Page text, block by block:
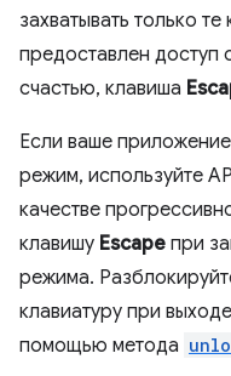
захватывать только
предоставлен доступ
счастью, клавиша
Если ваше
режим, используйте
качестве
клавишу Escape при
режима.
клавиатуру при
помощью метода